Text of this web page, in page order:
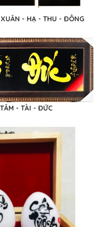
- HẠ - THU - ĐÔNG
- TÀI - ĐỨC